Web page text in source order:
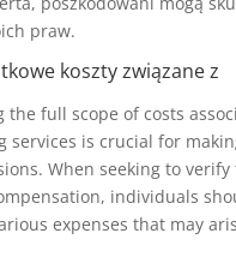
praw.
koszty związane z
the full scope of costs
services is crucial for
When seeking to verify
individuals
expenses that may